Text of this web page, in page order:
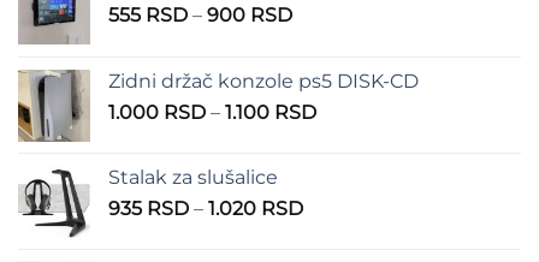
555 RSD – 900 RSDRaspon
555 RSD
do
Zidni držač konzole ps5 DISK-CD
1.000 RSD – 1.100 RSDRaspon
Stalak za slušalice
935 RSD – 1.020 RSDRaspon